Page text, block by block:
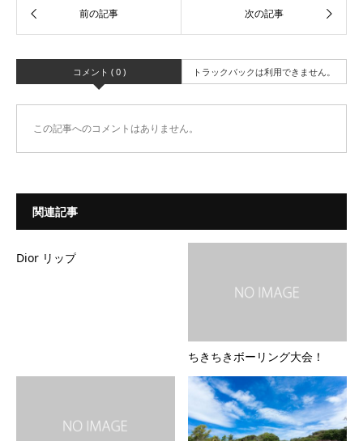
コメント ( 0 ) トラックバックは利用できません。
この記事へのコメントはありません。
関連記事
Dior リップ
ちきちきボーリング大会！